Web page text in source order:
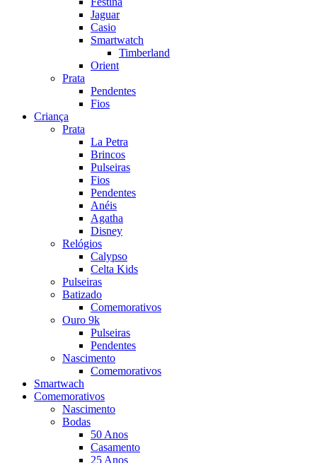
Jaguar
Casio
Smartwatch
Timberland
Orient
Prata
Pendentes
Fios
Criança
Prata
La Petra
Brincos
Pulseiras
Fios
Pendentes
Anéis
Agatha
Disney
Relógios
Calypso
Celta Kids
Pulseiras
Batizado
Comemorativos
Ouro 9k
Pulseiras
Pendentes
Nascimento
Comemorativos
Smartwach
Comemorativos
Nascimento
Bodas
50 Anos
Casamento
25 Anos